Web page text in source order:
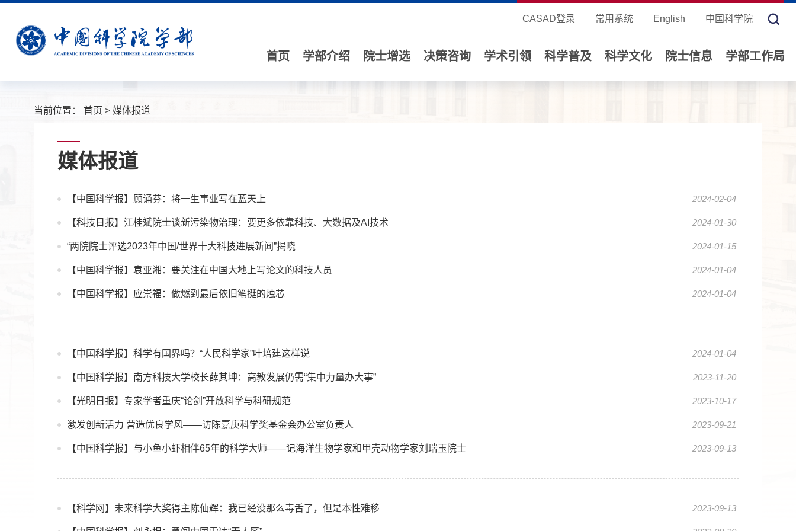
CASAD登录 常用系统 English 中国科学院
首页 学部介绍 院士增选 决策咨询 学术引领 科学普及 科学文化 院士信息 学部工作局
当前位置： 首页 > 媒体报道
媒体报道
2024-02-04
【中国科学报】顾诵芬：将一生事业写在蓝天上
2024-01-30
【科技日报】江桂斌院士谈新污染物治理：要更多依靠科技、大数据及AI技术
2024-01-15
“两院院士评选2023年中国/世界十大科技进展新闻”揭晓
2024-01-04
【中国科学报】袁亚湘：要关注在中国大地上写论文的科技人员
2024-01-04
【中国科学报】应崇福：做燃到最后依旧笔挺的烛芯
2024-01-04
【中国科学报】科学有国界吗？“人民科学家”叶培建这样说
2023-11-20
【中国科学报】南方科技大学校长薛其坤：高教发展仍需“集中力量办大事”
2023-10-17
【光明日报】专家学者重庆“论剑”开放科学与科研规范
2023-09-21
激发创新活力 营造优良学风——访陈嘉庚科学奖基金会办公室负责人
2023-09-13
【中国科学报】与小鱼小虾相伴65年的科学大师——记海洋生物学家和甲壳动物学家刘瑞玉院士
2023-09-13
【科学网】未来科学大奖得主陈仙辉：我已经没那么毒舌了，但是本性难移